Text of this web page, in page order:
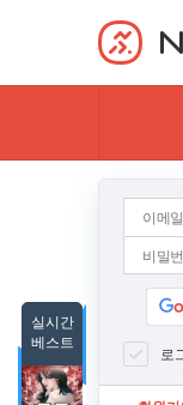
로
실시간
베스트